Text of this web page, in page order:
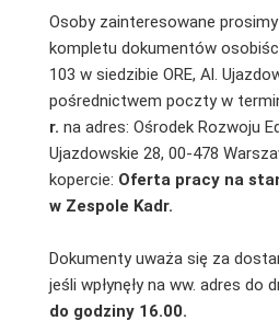
Osoby zainteresowane
kompletu dokumentów
103 w siedzibie ORE, Al.
pośrednictwem poczty w
r. na adres: Ośrodek Rozwoju
Ujazdowskie 28, 00-478
kopercie: Oferta pracy na
w Zespole Kadr.
Dokumenty uważa się za
jeśli wpłynęły na ww. adres do
do godziny 16.00.